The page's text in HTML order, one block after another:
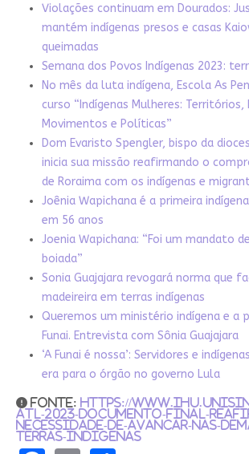
Violações continuam em Dourados:
mantém indígenas presos e casas
queimadas
Semana dos Povos Indígenas 2023:
No mês da luta indígena, Escola As
curso “Indígenas Mulheres: Territórios,
Movimentos e Políticas”
Dom Evaristo Spengler, bispo da
inicia sua missão reafirmando o
de Roraima com os indígenas e
Joênia Wapichana é a primeira
em 56 anos
Joenia Wapichana: “Foi um mandato
boiada”
Sonia Guajajara revogará norma que
madeireira em terras indígenas
Queremos um ministério indígena e a
Funai. Entrevista com Sônia Guajajara
‘A Funai é nossa’: Servidores e
era para o órgão no governo Lula
fonte: https://
atl-2023-documento-final-
necessidade-de-avancar-nas-
terras-indigenas